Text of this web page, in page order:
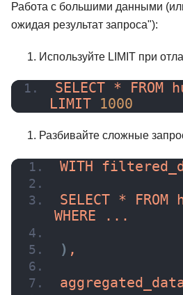
Работа с большими данными
ожидая результат запроса"):
Используйте LIMIT при
SELECT * FROM
LIMIT 1000
Разбивайте сложные
WITH
SELECT *
WHERE ...
) ,